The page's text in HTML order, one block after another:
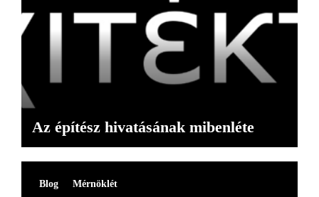
Az építész hivatásának mibenléte
Blog Mérnöklét